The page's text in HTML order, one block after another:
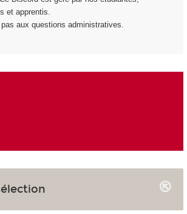
et apprentis.
aux questions administratives.